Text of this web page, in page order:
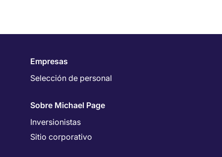
Empresas
Selección de personal
Sobre Michael Page
Inversionistas
Sitio corporativo